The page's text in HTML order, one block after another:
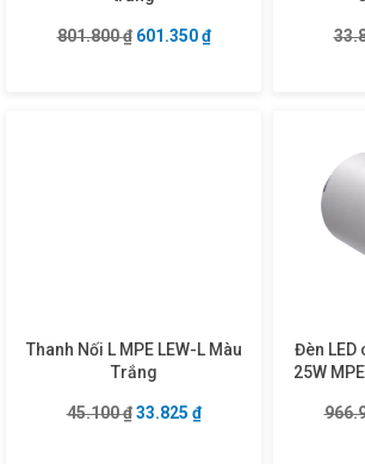
801.800₫ Giá gốc là: 801.800 ₫.
601.350₫Giá hiện tại là:
Thanh Nối L MPE LEW-L Màu
Trắng
45.100₫ Giá gốc là: 45.100 ₫.
33.825 ₫Giá hiện tại là:
Đèn LED
25W